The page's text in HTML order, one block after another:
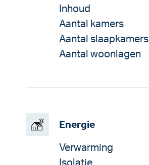
Inhoud
Aantal kamers
Aantal slaapkamers
Aantal woonlagen
Energie
Verwarming